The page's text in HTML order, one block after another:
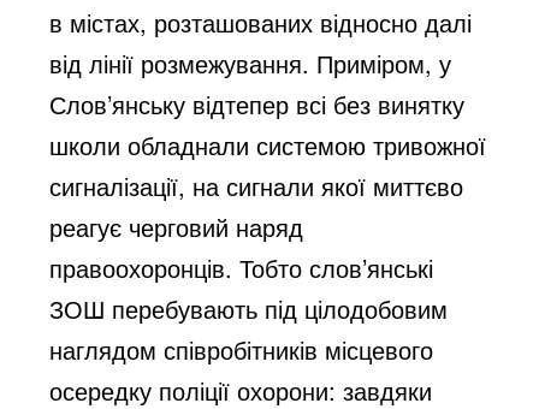
в містах, розташованих відносно далі
від лінії розмежування. Приміром, у
Слов’янську відтепер всі без винятку
школи обладнали системою тривожної
сигналізації, на сигнали якої миттєво
реагує черговий наряд
правоохоронців. Тобто слов’янські
ЗОШ перебувають під цілодобовим
наглядом співробітників місцевого
осередку поліції охорони: завдяки